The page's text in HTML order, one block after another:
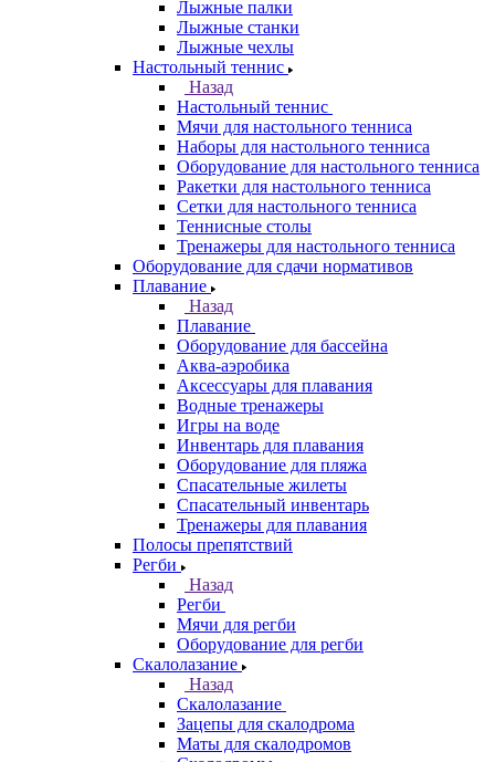
Лыжные палки
Лыжные станки
Лыжные чехлы
Настольный теннис
Назад
Настольный теннис
Мячи для настольного тенниса
Наборы для настольного тенниса
Оборудование для настольного тенниса
Ракетки для настольного тенниса
Сетки для настольного тенниса
Теннисные столы
Тренажеры для настольного тенниса
Оборудование для сдачи нормативов
Плавание
Назад
Плавание
Оборудование для бассейна
Аква-аэробика
Аксессуары для плавания
Водные тренажеры
Игры на воде
Инвентарь для плавания
Оборудование для пляжа
Спасательные жилеты
Спасательный инвентарь
Тренажеры для плавания
Полосы препятствий
Регби
Назад
Регби
Мячи для регби
Оборудование для регби
Скалолазание
Назад
Скалолазание
Зацепы для скалодрома
Маты для скалодромов